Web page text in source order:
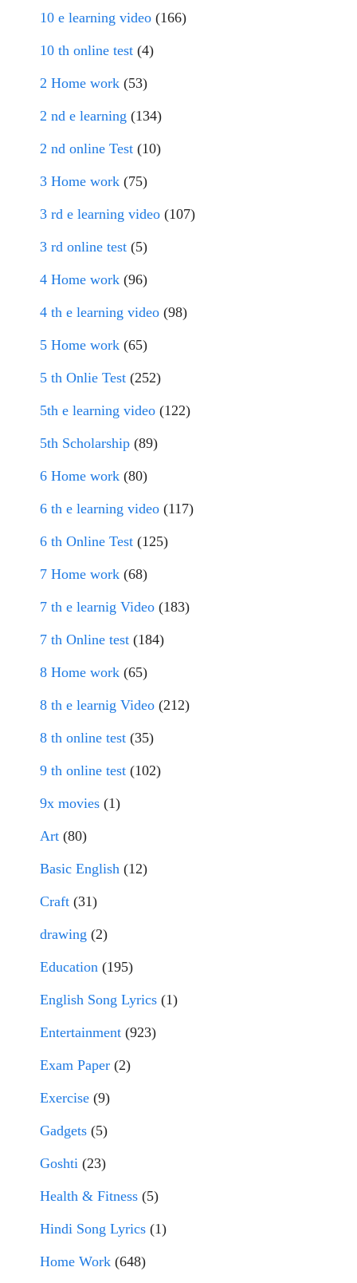
10 e learning video (166)
10 th online test (4)
2 Home work (53)
2 nd e learning (134)
2 nd online Test (10)
3 Home work (75)
3 rd e learning video (107)
3 rd online test (5)
4 Home work (96)
4 th e learning video (98)
5 Home work (65)
5 th Onlie Test (252)
5th e learning video (122)
5th Scholarship (89)
6 Home work (80)
6 th e learning video (117)
6 th Online Test (125)
7 Home work (68)
7 th e learnig Video (183)
7 th Online test (184)
8 Home work (65)
8 th e learnig Video (212)
8 th online test (35)
9 th online test (102)
9x movies (1)
Art (80)
Basic English (12)
Craft (31)
drawing (2)
Education (195)
English Song Lyrics (1)
Entertainment (923)
Exam Paper (2)
Exercise (9)
Gadgets (5)
Goshti (23)
Health & Fitness (5)
Hindi Song Lyrics (1)
Home Work (648)